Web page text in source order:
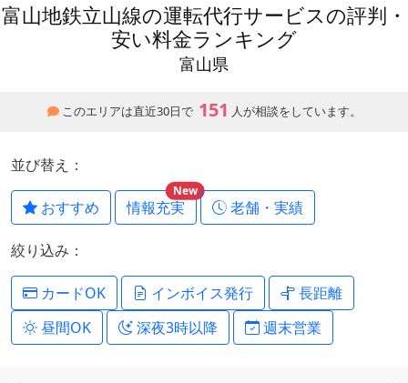
富山地鉄立山線の運転代行サービスの評判・
安い料金ランキング
富山県
このエリアは直近30日で 151 人が相談をしています。
並び替え：
おすすめ 情報充実
New
老舗・実績
絞り込み：
カードOK インボイス発行
長距離
昼間OK
深夜3時以降 週末営業